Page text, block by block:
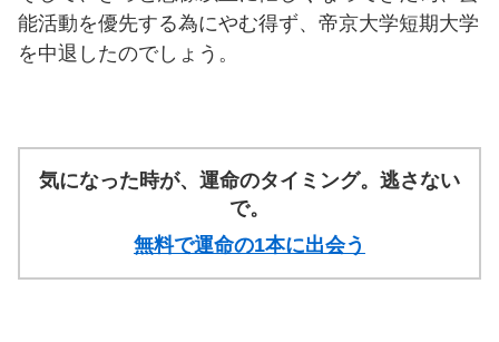
能活動を優先する為にやむ得ず、帝京大学短期大学
を中退したのでしょう。
気になった時が、運命のタイミング。逃さない
で。
無料で運命の1本に出会う